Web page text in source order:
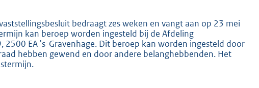
bedraagt zes weken en vangt aan op 23 mei
kan beroep worden ingesteld bij de Afdeling
2500 EA 's-Gravenhage. Dit beroep kan worden ingesteld door
hebben gewend en door andere belanghebbenden. Het